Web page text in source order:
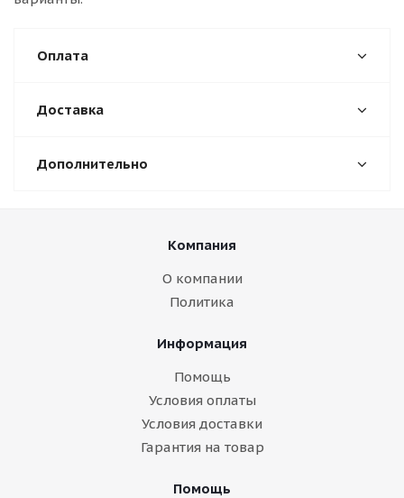
Оплата
Доставка
Дополнительно
Компания
О компании
Политика
Информация
Помощь
Условия оплаты
Условия доставки
Гарантия на товар
Помощь